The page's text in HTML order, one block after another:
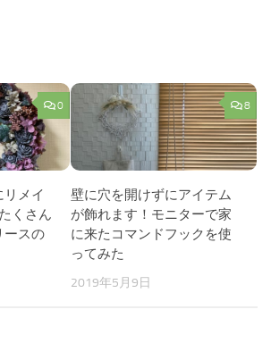
0
メイ
くさん
ースの
8
壁に穴を開けずにアイテム
が飾れます！モニターで家
に来たコマンドフックを使
ってみた
2019年5月9日